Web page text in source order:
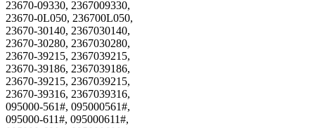
23670-09330, 2367009330,
23670-0L050, 236700L050,
23670-30140, 2367030140,
23670-30280, 2367030280,
23670-39215, 2367039215,
23670-39186, 2367039186,
23670-39215, 2367039215,
23670-39316, 2367039316,
095000-561#, 095000561#,
095000-611#, 095000611#,